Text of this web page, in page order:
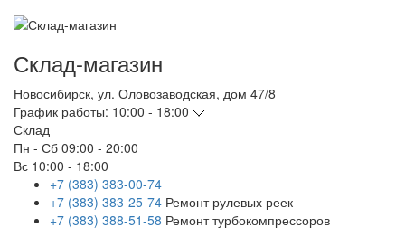
Склад-магазин
Новосибирск, ул. Оловозаводская, дом 47/8
График работы: 10:00 - 18:00
Склад
Пн - Сб 09:00 - 20:00
Вс 10:00 - 18:00
+7 (383) 383-00-74
+7 (383) 383-25-74 Ремонт рулевых реек
+7 (383) 388-51-58 Ремонт турбокомпрессоров